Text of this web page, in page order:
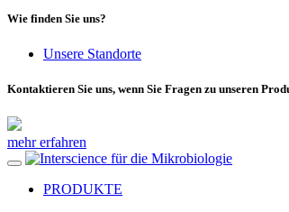
Wie finden Sie uns?
Unsere Standorte
Kontaktieren Sie uns, wenn Sie Fragen zu unseren
mehr erfahren
für die Mikrobiologie
PRODUKTE